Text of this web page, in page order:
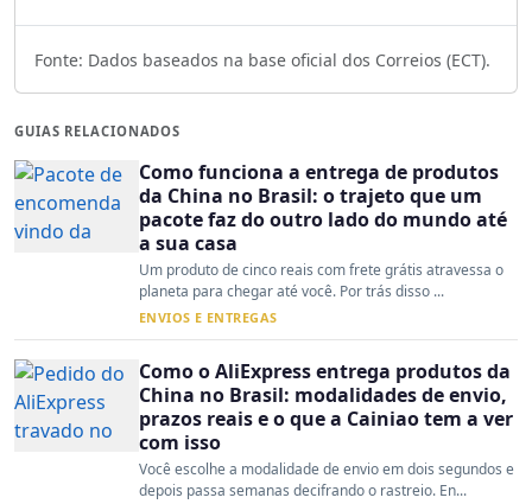
Fonte: Dados baseados na base oficial dos Correios (ECT).
GUIAS RELACIONADOS
Como funciona a entrega de produtos
da China no Brasil: o trajeto que um
pacote faz do outro lado do mundo até
a sua casa
Um produto de cinco reais com frete grátis atravessa o
planeta para chegar até você. Por trás disso ...
ENVIOS E ENTREGAS
Como o AliExpress entrega produtos da
China no Brasil: modalidades de envio,
prazos reais e o que a Cainiao tem a ver
com isso
Você escolhe a modalidade de envio em dois segundos e
depois passa semanas decifrando o rastreio. En...